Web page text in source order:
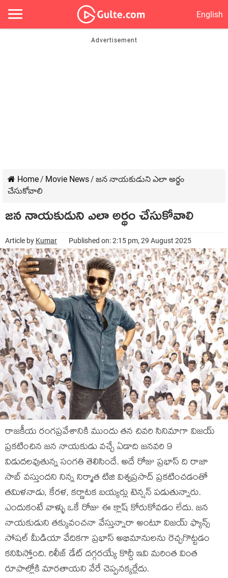
English
Home/ Movie News/ జన నాయకుడుని ఎలా అర్థం
చేసుకోవాలి
జన నాయకుడుని ఎలా అర్థం చేసుకోవాలి
Article by Kumar Published on: 2:15 pm, 29 August 2025
రాజకీయ రంగప్రవేశానికి ముందు తన చివరి సినిమాగా విజయ్
ప్రకటించిన జన నాయకుడు వచ్చే ఏడాది జనవరి 9
విడుదలవుతున్న సంగతి తెలిసిందే. అదే రోజు ప్రభాస్ ది రాజా
సాబ్ వస్తుందని నిన్న నిర్మాత టిజి విశ్వప్రసాద్ ప్రకటించడంతో
తమిళనాడు, కేరళ, కర్ణాటక బయ్యర్లు టెన్షన్ పడుతున్నారు.
ఎందుకంటే వాళ్ళు ఒకే రోజు ఈ క్లాష్ కోరుకోవడం లేదు. జన
నాయకుడుని తక్కువంచనా వేస్తున్నారా అంటూ విజయ్ ఫ్యాన్స్
సోషల్ మీడియా వేదికగా ప్రభాస్ అభిమానులను రెచ్చగొట్టడం
కనిపిస్తోంది. రిలీజ్ డేట్ దగ్గరయ్యే కొద్దీ ఇవి మరింత వింత
రూపాల్లోకి మారతాయని వేరే చెప్పనక్కర్లేదు.